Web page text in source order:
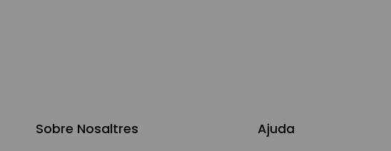
Sobre Nosaltres Ajuda